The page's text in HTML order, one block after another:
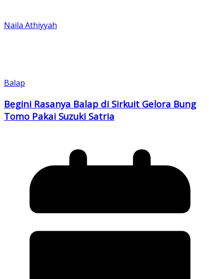
Naila Athiyyah
Balap
Begini Rasanya Balap di Sirkuit Gelora Bung
Tomo Pakai Suzuki Satria